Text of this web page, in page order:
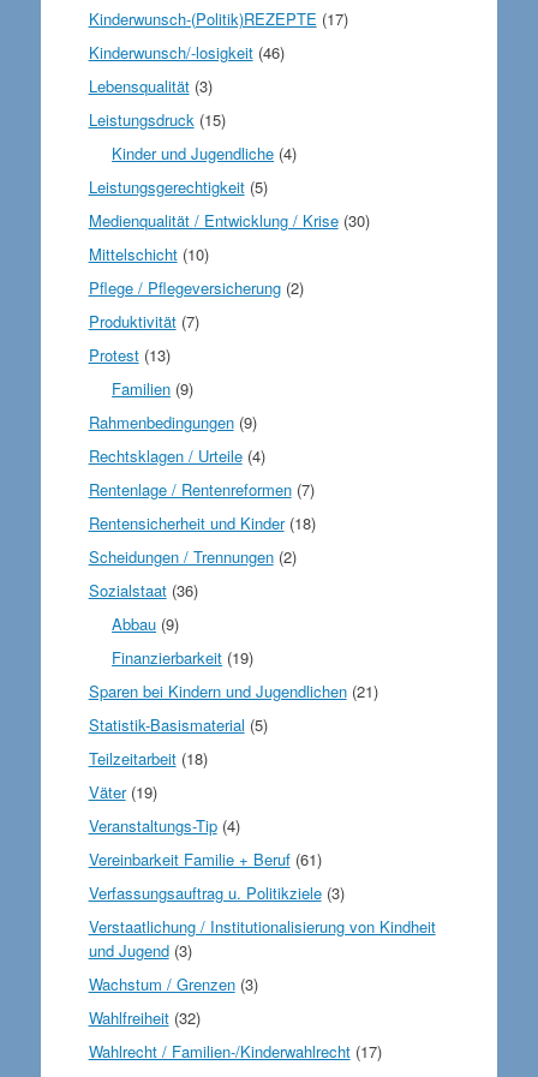
Kinderwunsch-(Politik)REZEPTE (17)
Kinderwunsch/-losigkeit(46)
Lebensqualität(3)
Leistungsdruck(15)
Kinder und Jugendliche (4)
Leistungsgerechtigkeit(5)
Medienqualität / Entwicklung / Krise(30)
Mittelschicht(10)
Pflege / Pflegeversicherung(2)
Produktivität(7)
Protest(13)
Familien (9)
Rahmenbedingungen(9)
Rechtsklagen / Urteile(4)
Rentenlage / Rentenreformen(7)
Rentensicherheit und Kinder(18)
Scheidungen / Trennungen(2)
Sozialstaat(36)
Abbau (9)
Finanzierbarkeit (19)
Sparen bei Kindern und Jugendlichen(21)
Statistik-Basismaterial (5)
Teilzeitarbeit(18)
Väter(19)
Veranstaltungs-Tip(4)
Vereinbarkeit Familie + Beruf(61)
Verfassungsauftrag u. Politikziele(3)
Verstaatlichung / Institutionalisierung von Kindheit
und Jugend(3)
Wachstum / Grenzen(3)
Wahlfreiheit(32)
Wahlrecht / Familien-/Kinderwahlrecht(17)